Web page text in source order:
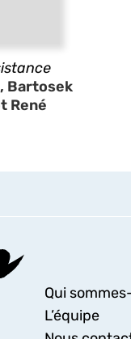
Bartosek
René
Qui
L’équipe